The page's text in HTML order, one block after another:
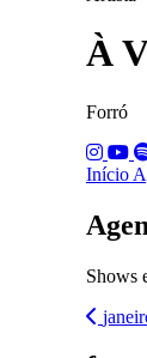
À
Forró
Início
Shows